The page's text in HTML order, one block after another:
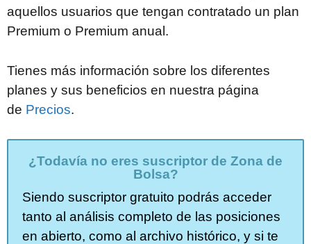
aquellos usuarios que tengan contratado un plan
Premium o Premium anual.
Tienes más información sobre los diferentes
planes y sus beneficios en nuestra página
de Precios.
¿Todavía no eres suscriptor de Zona de
Bolsa?
Siendo suscriptor gratuito podrás acceder
tanto al análisis completo de las posiciones
en abierto, como al archivo histórico, y si te